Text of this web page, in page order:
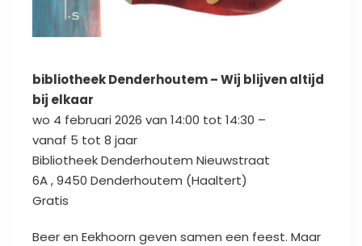
bibliotheek Denderhoutem – Wij blijven altijd
bij elkaar
wo 4 februari 2026 van 14:00 tot 14:30 –
vanaf 5 tot 8 jaar
Bibliotheek Denderhoutem Nieuwstraat
6A, 9450 Denderhoutem (Haaltert)
Gratis
Beer en Eekhoorn geven samen een feest. Maar